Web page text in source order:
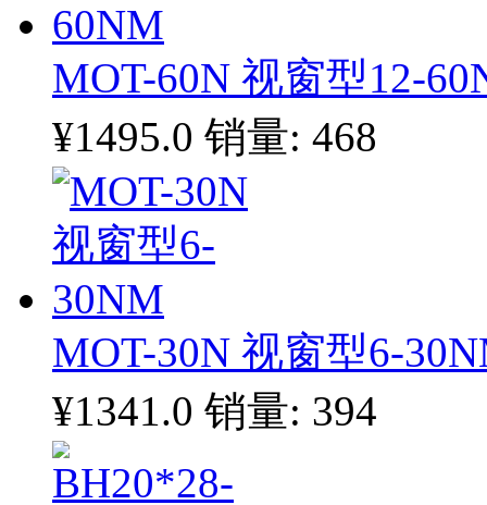
MOT-60N 视窗型12-
¥1495.0 销量: 468
MOT-30N 视窗型6-
¥1341.0 销量: 394